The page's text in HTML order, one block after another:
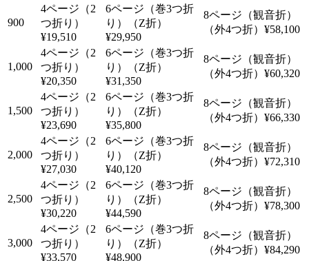
900
¥19,510
¥29,950
¥58,100
1,000
¥20,350
¥31,350
¥60,320
1,500
¥23,690
¥35,800
¥66,330
2,000
¥27,030
¥40,120
¥72,310
2,500
¥30,220
¥44,590
¥78,300
3,000
¥33,570
¥48,900
¥84,290